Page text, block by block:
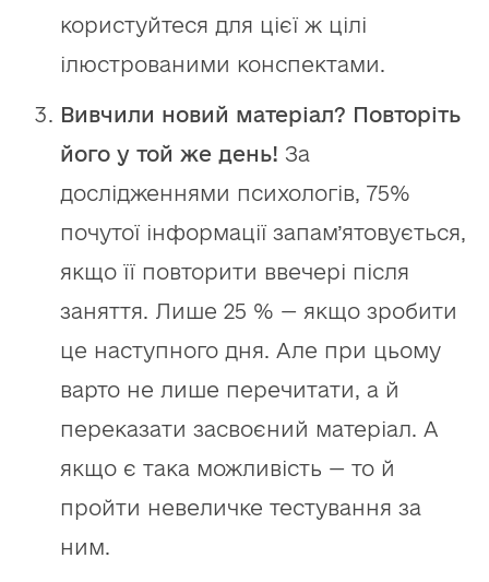
користуйтеся для цієї ж цілі
ілюстрованими конспектами.
Вивчили новий матеріал? Повторіть
його у той же день! За
дослідженнями психологів, 75%
почутої інформації запам’ятовується,
якщо її повторити ввечері після
заняття. Лише 25 % — якщо зробити
це наступного дня. Але при цьому
варто не лише перечитати, а й
переказати засвоєний матеріал. А
якщо є така можливість — то й
пройти невеличке тестування за
ним.